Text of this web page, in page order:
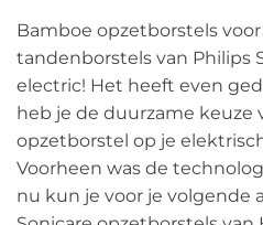
Bamboe opzetborstels
tandenborstels van Philips
electric! Het heeft even
heb je de duurzame keuze
opzetborstel op je
Voorheen was de
nu kun je voor je volgende